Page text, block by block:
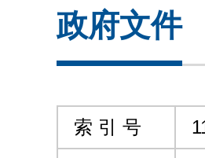
政府文件
索 引 号